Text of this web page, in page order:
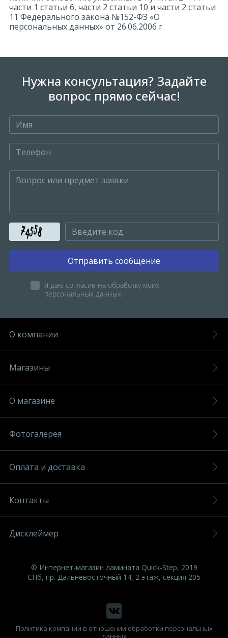
части 1 статьи 6, части 2 статьи 10 и части 2 статьи
11 Федерального закона №152-ФЗ «О
персональных данных» от 26.06.2006 г.
Нужна консультация? Задайте
вопрос прямо сейчас!
Отправить сообщение
Я даю согласие на обработку моих
персональных данных
О компании
Магазины
О магазине
Фотогалерея
Оплата и доставка
Контакты
Дисклеймер
© Интернет-магазин ламината Quick-Step, 2019
СПб, пр. Дальневосточный 14, 2 этаж, секция 205
Политика компании в отношении обработки персональных
данных